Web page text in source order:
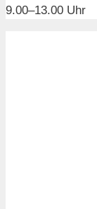
9.00–13.00 Uhr